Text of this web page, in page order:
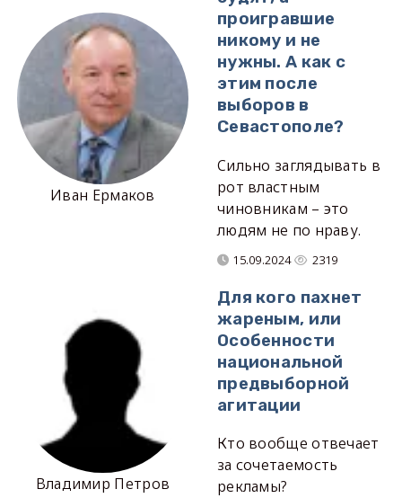
Иван Ермаков
проигравшие
никому и не
нужны. А как с
этим после
выборов в
Севастополе?
Cильно заглядывать в
рот властным
чиновникам – это
людям не по нраву.
15.09.2024 2319
Владимир Петров
Для кого пахнет
жареным, или
Особенности
национальной
предвыборной
агитации
Кто вообще отвечает
за сочетаемость
рекламы?